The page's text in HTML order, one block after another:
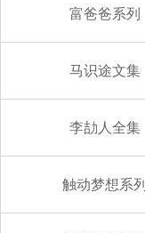
富爸爸系列
马识途文集
李劼人全集
触动梦想系列